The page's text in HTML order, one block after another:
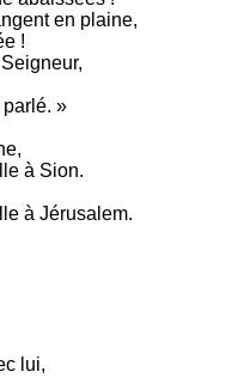
en plaine,
!
»
à Sion.
à Jérusalem.
lui,